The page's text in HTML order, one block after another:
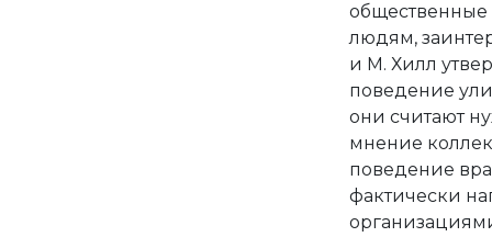
общественные
людям,
и М. Хилл
поведение
они считают
мнение
поведение
фактически